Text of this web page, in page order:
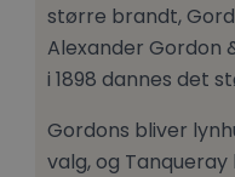
større brandt,
Alexander Gordon
i 1898 dannes det
Gordons bliver
valg, og